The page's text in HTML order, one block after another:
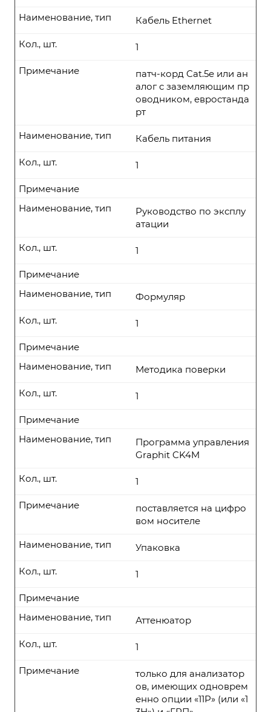
Кабель Ethernet
Наименование, тип
1
Кол., шт.
патч-корд Cat.5е или ан
алог с заземляющим пр
оводником, евростанда
рт
Примечание
Кабель питания
Наименование, тип
1
Кол., шт.
Примечание
Руководство по эксплу
атации
Наименование, тип
1
Кол., шт.
Примечание
Формуляр
Наименование, тип
1
Кол., шт.
Примечание
Методика поверки
Наименование, тип
1
Кол., шт.
Примечание
Программа управления
Graphit CK4M
Наименование, тип
1
Кол., шт.
поставляется на цифро
вом носителе
Примечание
Упаковка
Наименование, тип
1
Кол., шт.
Примечание
Аттенюатор
Наименование, тип
1
Кол., шт.
только для анализатор
ов, имеющих одноврем
енно опции «11Р» (или «1
Примечание